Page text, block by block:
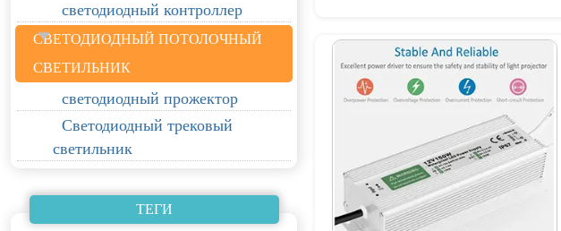
светодиодный контроллер
СВЕТОДИОДНЫЙ ПОТОЛОЧНЫЙ
СВЕТИЛЬНИК
светодиодный прожектор
Светодиодный трековый
светильник
ТЕГИ